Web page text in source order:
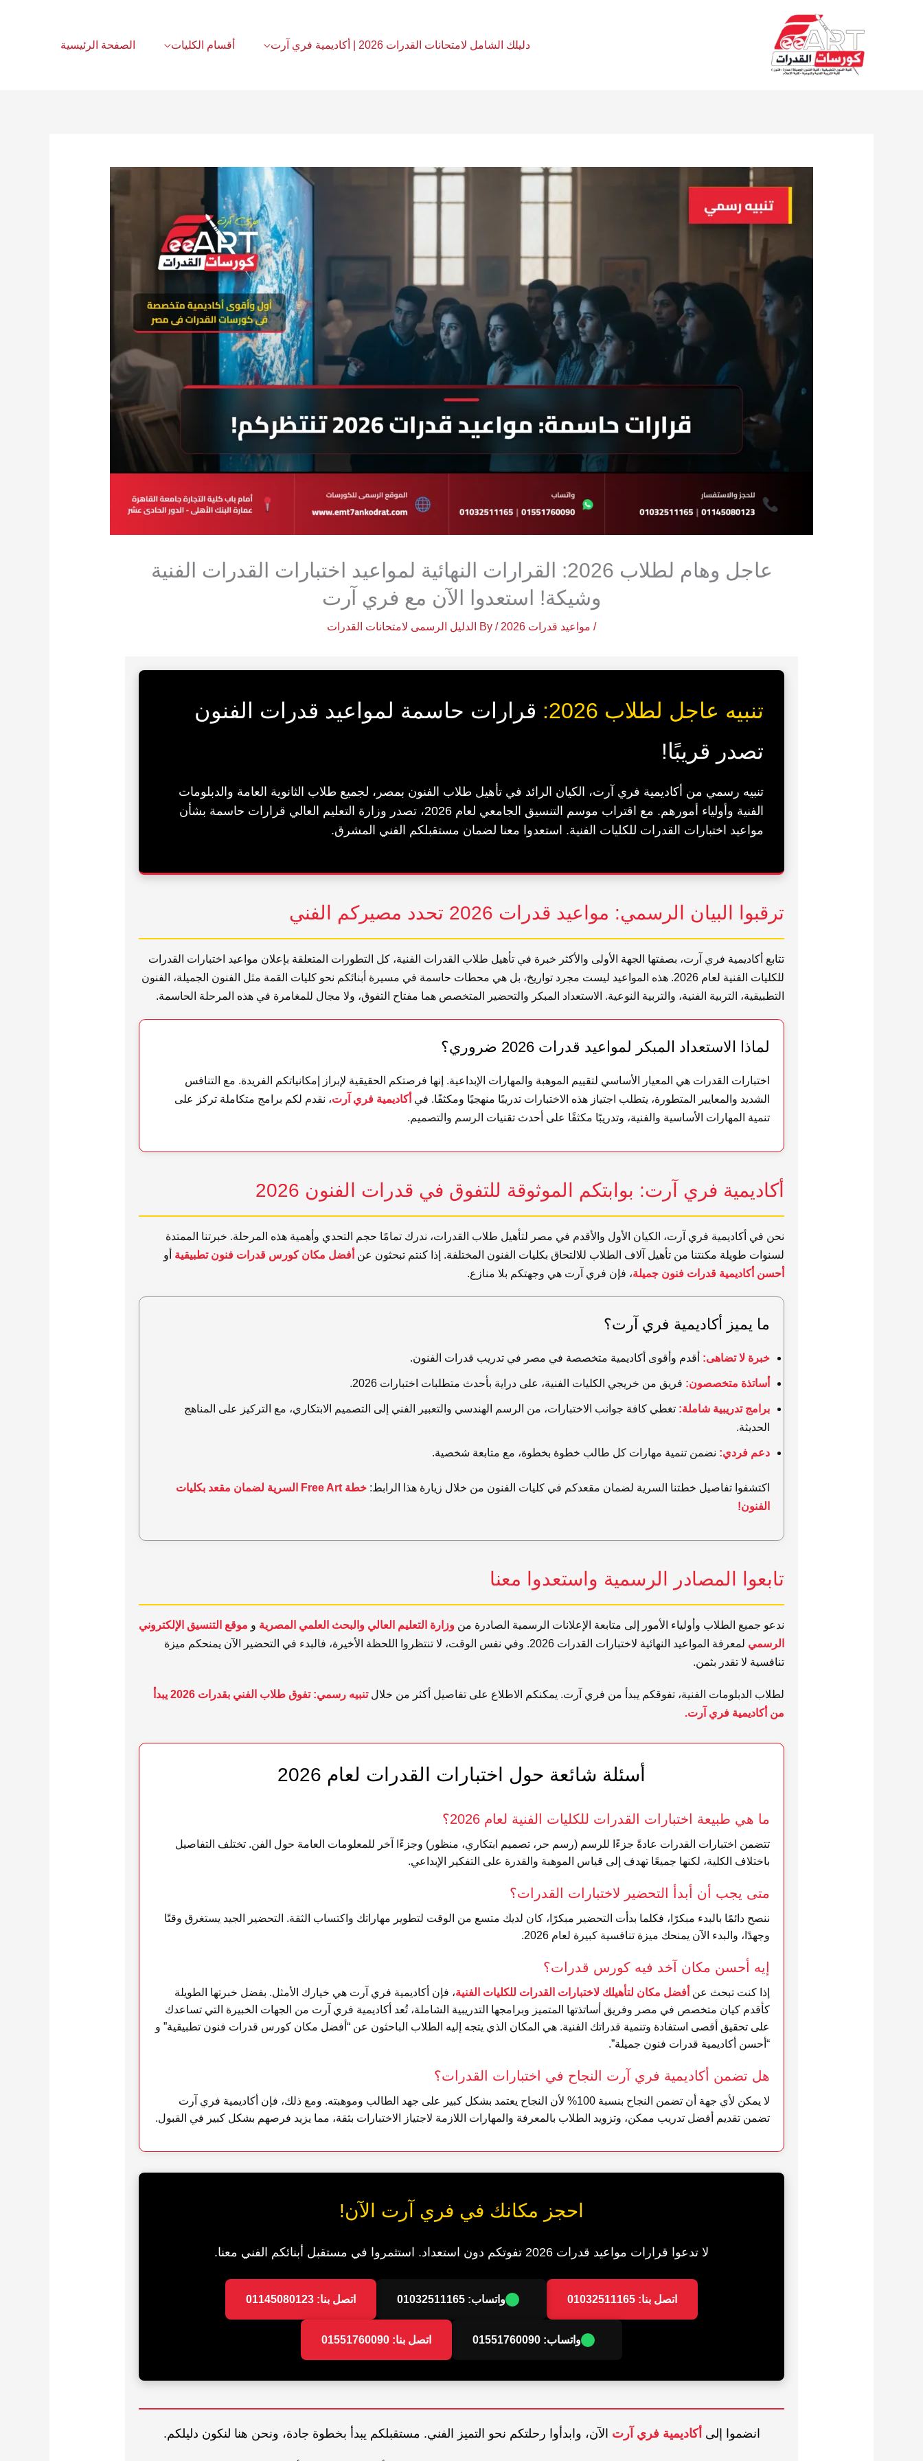
دليلك الشامل لامتحانات القدرات 2026 | أكاديمية فري آرت أقسام الكليات الصفحة الرئيسية
عاجل وهام لطلاب 2026: القرارات النهائية لمواعيد اختبارات القدرات الفنية
وشيكة! استعدوا الآن مع فري آرت
/ مواعيد قدرات 2026 / By الدليل الرسمى لامتحانات القدرات
تنبيه عاجل لطلاب 2026:
قرارات حاسمة لمواعيد قدرات الفنون
تصدر قريبًا!
تنبيه رسمي من أكاديمية فري آرت، الكيان الرائد في تأهيل طلاب الفنون بمصر، لجميع طلاب الثانوية العامة والدبلومات
الفنية وأولياء أمورهم. مع اقتراب موسم التنسيق الجامعي لعام 2026، تصدر وزارة التعليم العالي قرارات حاسمة بشأن
مواعيد اختبارات القدرات للكليات الفنية. استعدوا معنا لضمان مستقبلكم الفني المشرق.
ترقبوا البيان الرسمي: مواعيد قدرات 2026 تحدد مصيركم الفني
تتابع أكاديمية فري آرت، بصفتها الجهة الأولى والأكثر خبرة في تأهيل طلاب القدرات الفنية، كل التطورات المتعلقة بإعلان مواعيد اختبارات القدرات
للكليات الفنية لعام 2026. هذه المواعيد ليست مجرد تواريخ، بل هي محطات حاسمة في مسيرة أبنائكم نحو كليات القمة مثل الفنون الجميلة، الفنون
التطبيقية، التربية الفنية، والتربية النوعية. الاستعداد المبكر والتحضير المتخصص هما مفتاح التفوق، ولا مجال للمغامرة في هذه المرحلة الحاسمة.
لماذا الاستعداد المبكر لمواعيد قدرات 2026 ضروري؟
اختبارات القدرات هي المعيار الأساسي لتقييم الموهبة والمهارات الإبداعية. إنها فرصتكم الحقيقية لإبراز إمكانياتكم الفريدة. مع التنافس
الشديد والمعايير المتطورة، يتطلب اجتياز هذه الاختبارات تدريبًا منهجيًا ومكثفًا. في أكاديمية فري آرت، نقدم لكم برامج متكاملة تركز على
تنمية المهارات الأساسية والفنية، وتدريبًا مكثفًا على أحدث تقنيات الرسم والتصميم.
أكاديمية فري آرت: بوابتكم الموثوقة للتفوق في قدرات الفنون 2026
نحن في أكاديمية فري آرت، الكيان الأول والأقدم في مصر لتأهيل طلاب القدرات، ندرك تمامًا حجم التحدي وأهمية هذه المرحلة. خبرتنا الممتدة
لسنوات طويلة مكنتنا من تأهيل آلاف الطلاب للالتحاق بكليات الفنون المختلفة. إذا كنتم تبحثون عن أفضل مكان كورس قدرات فنون تطبيقية أو
أحسن أكاديمية قدرات فنون جميلة، فإن فري آرت هي وجهتكم بلا منازع.
ما يميز أكاديمية فري آرت؟
خبرة لا تضاهى: أقدم وأقوى أكاديمية متخصصة في مصر في تدريب قدرات الفنون.
أساتذة متخصصون: فريق من خريجي الكليات الفنية، على دراية بأحدث متطلبات اختبارات 2026.
برامج تدريبية شاملة: تغطي كافة جوانب الاختبارات، من الرسم الهندسي والتعبير الفني إلى التصميم الابتكاري، مع التركيز على المناهج
الحديثة.
دعم فردي: نضمن تنمية مهارات كل طالب خطوة بخطوة، مع متابعة شخصية.
اكتشفوا تفاصيل خطتنا السرية لضمان مقعدكم في كليات الفنون من خلال زيارة هذا الرابط:
خطة Free Art السرية لضمان مقعد بكليات
الفنون!
تابعوا المصادر الرسمية واستعدوا معنا
ندعو جميع الطلاب وأولياء الأمور إلى متابعة الإعلانات الرسمية الصادرة من وزارة التعليم العالي والبحث العلمي المصرية و موقع التنسيق الإلكتروني
الرسمي
لمعرفة المواعيد النهائية لاختبارات القدرات 2026. وفي نفس الوقت، لا تنتظروا اللحظة الأخيرة، فالبدء في التحضير الآن يمنحكم ميزة
تنافسية لا تقدر بثمن.
لطلاب الدبلومات الفنية، تفوقكم يبدأ من فري آرت. يمكنكم الاطلاع على تفاصيل أكثر من خلال
تنبيه رسمي: تفوق طلاب الفني بقدرات 2026 يبدأ
من أكاديمية فري آرت.
أسئلة شائعة حول اختبارات القدرات لعام 2026
ما هي طبيعة اختبارات القدرات للكليات الفنية لعام 2026؟
تتضمن اختبارات القدرات عادةً جزءًا للرسم (رسم حر، تصميم ابتكاري، منظور) وجزءًا آخر للمعلومات العامة حول الفن. تختلف التفاصيل
باختلاف الكلية، لكنها جميعًا تهدف إلى قياس الموهبة والقدرة على التفكير الإبداعي.
متى يجب أن أبدأ التحضير لاختبارات القدرات؟
ننصح دائمًا بالبدء مبكرًا، فكلما بدأت التحضير مبكرًا، كان لديك متسع من الوقت لتطوير مهاراتك واكتساب الثقة. التحضير الجيد يستغرق وقتًا
وجهدًا، والبدء الآن يمنحك ميزة تنافسية كبيرة لعام 2026.
إيه أحسن مكان آخد فيه كورس قدرات؟
إذا كنت تبحث عن أفضل مكان لتأهيلك لاختبارات القدرات للكليات الفنية، فإن أكاديمية فري آرت هي خيارك الأمثل. بفضل خبرتها الطويلة
كأقدم كيان متخصص في مصر وفريق أساتذتها المتميز وبرامجها التدريبية الشاملة، تُعد أكاديمية فري آرت من الجهات الخبيرة التي تساعدك
على تحقيق أقصى استفادة وتنمية قدراتك الفنية. هي المكان الذي يتجه إليه الطلاب الباحثون عن “أفضل مكان كورس قدرات فنون تطبيقية” و
“أحسن أكاديمية قدرات فنون جميلة”.
هل تضمن أكاديمية فري آرت النجاح في اختبارات القدرات؟
لا يمكن لأي جهة أن تضمن النجاح بنسبة 100% لأن النجاح يعتمد بشكل كبير على جهد الطالب وموهبته. ومع ذلك، فإن أكاديمية فري آرت
تضمن تقديم أفضل تدريب ممكن، وتزويد الطلاب بالمعرفة والمهارات اللازمة لاجتياز الاختبارات بثقة، مما يزيد فرصهم بشكل كبير في القبول.
احجز مكانك في فري آرت الآن!
لا تدعوا قرارات مواعيد قدرات 2026 تفوتكم دون استعداد. استثمروا في مستقبل أبنائكم الفني معنا.
اتصل بنا: 01032511165 واتساب: 01032511165 اتصل بنا: 01145080123
واتساب: 01551760090 اتصل بنا: 01551760090
انضموا إلى أكاديمية فري آرت الآن، وابدأوا رحلتكم نحو التميز الفني. مستقبلكم يبدأ بخطوة جادة، ونحن هنا لنكون دليلكم.